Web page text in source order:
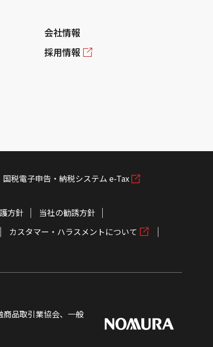
会社情報
採用情報
国税電子申告・納税システム e-Tax
方針
当社の勧誘方針
カスタマー・ハラスメントについて
品取引業協会、一般